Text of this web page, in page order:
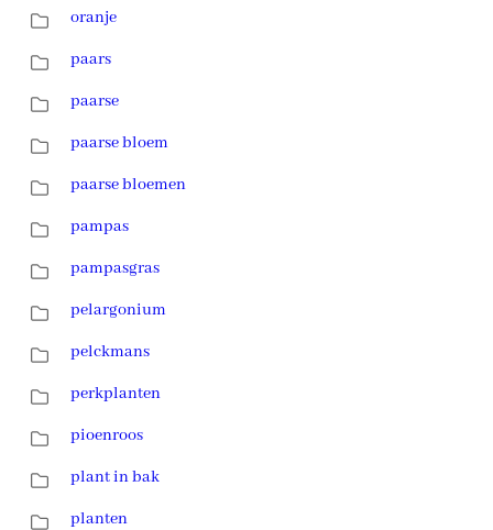
oranje
paars
paarse
paarse bloem
paarse bloemen
pampas
pampasgras
pelargonium
pelckmans
perkplanten
pioenroos
plant in bak
planten